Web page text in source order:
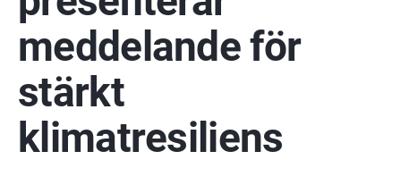
meddelande för
stärkt
klimatresiliens